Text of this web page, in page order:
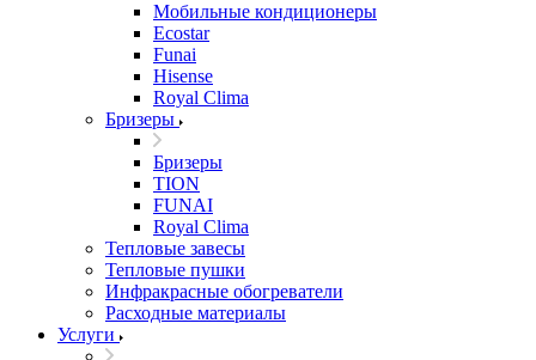
Мобильные кондиционеры
Ecostar
Funai
Hisense
Royal Clima
Бризеры
Бризеры
TION
FUNAI
Royal Clima
Тепловые завесы
Тепловые пушки
Инфракрасные обогреватели
Расходные материалы
Услуги